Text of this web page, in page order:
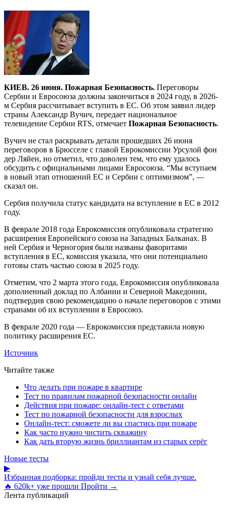
КИЕВ. 26 июня. Пожарная Безопасность. Переговоры
Сербии и Евросоюза должны закончиться в 2024 году, в 2026-
м Сербия рассчитывает вступить в ЕС. Об этом заявил лидер
страны Александр Вучич, передает национальное
телевидение Сербии RTS, отмечает Пожарная Безопасность.
Вучич не стал раскрывать детали прошедших 26 июня
переговоров в Брюсселе с главой Еврокомиссии Урсулой фон
дер Ляйен, но отметил, что доволен тем, что ему удалось
обсудить с официальными лицами Евросоюза. “Мы вступаем
в новый этап отношений ЕС и Сербии с оптимизмом”, —
сказал он.
Сербия получила статус кандидата на вступление в ЕС в 2012
году.
В феврале 2018 года Еврокомиссия опубликовала стратегию
расширения Европейского союза на Западных Балканах. В
ней Сербия и Черногория были названы фаворитами
вступления в ЕС, комиссия указала, что они потенциально
готовы стать частью союза в 2025 году.
Отметим, что 2 марта этого года, Еврокомиссия опубликовала
дополненный доклад по Албании и Северной Македонии,
подтвердив свою рекомендацию о начале переговоров с этими
странами об их вступлении в Евросоюз.
В феврале 2020 года — Еврокомиссия представила новую
политику расширения ЕС.
Источник
Читайте также
Что делать при пожаре в квартире
Тест по правилам пожарной безопасности онлайн
Действия при пожаре: онлайн-тест с ответами
Тест по пожарной безопасности для взрослых
Онлайн-тест: сможете ли вы спастись при пожаре
Как часто нужно чистить скважину
Как дать вторую жизнь бриллиантам из старых серёг
Новые тесты
▶
Избранная подборка: пройди тесты и узнай себя лучше.
🔥 620k+ уже прошли Пройти →
Лента публикаций